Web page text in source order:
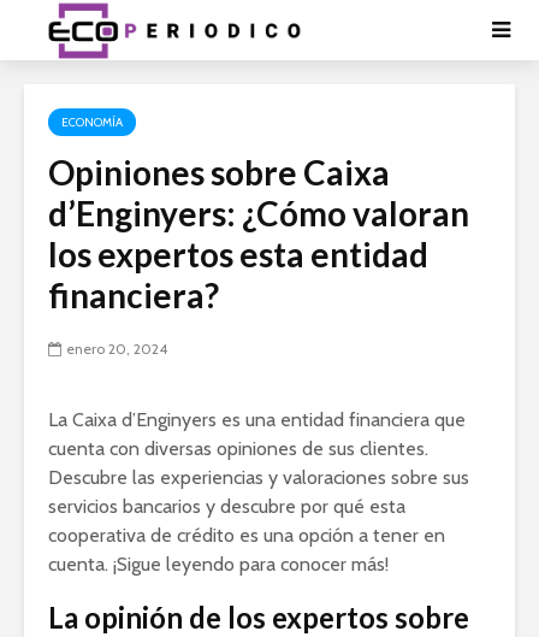
ECONOMÍA
Opiniones sobre Caixa
d’Enginyers: ¿Cómo valoran
los expertos esta entidad
financiera?
enero 20, 2024
La Caixa d’Enginyers es una entidad financiera que
cuenta con diversas opiniones de sus clientes.
Descubre las experiencias y valoraciones sobre sus
servicios bancarios y descubre por qué esta
cooperativa de crédito es una opción a tener en
cuenta. ¡Sigue leyendo para conocer más!
La opinión de los expertos sobre